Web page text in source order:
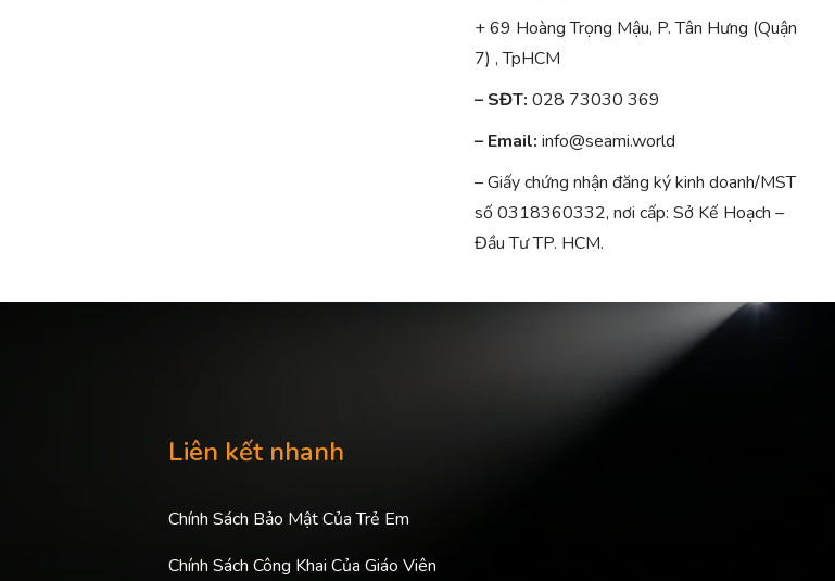
+ 69 Hoàng Trọng Mậu, P. Tân Hưng (Quận
7) , TpHCM
– SĐT: 028 73030 369
– Email: info@seami.world
– Giấy chứng nhận đăng ký kinh doanh/MST
số 0318360332, nơi cấp: Sở Kế Hoạch –
Đầu Tư TP. HCM.
Liên kết nhanh
Chính Sách Bảo Mật Của Trẻ Em
Chính Sách Công Khai Của Giáo Viên